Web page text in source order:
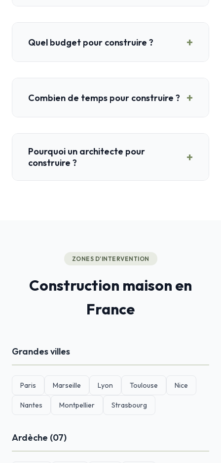
Quel budget pour construire ? +
Combien de temps pour construire ? +
Pourquoi un architecte pour
construire ?
+
ZONES D'INTERVENTION
Construction maison en
France
Grandes villes
Paris Marseille Lyon Toulouse Nice
Nantes Montpellier Strasbourg
Ardèche (07)